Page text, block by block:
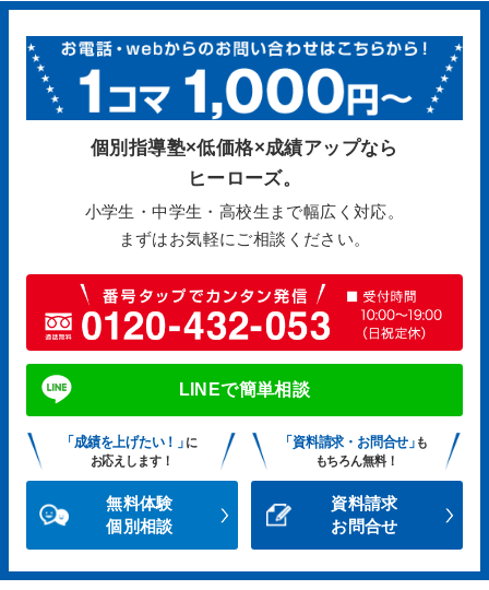
個別指導塾×低価格×成績アップなら
ヒーローズ。
小学生・中学生・高校生まで幅広く対応。
まずはお気軽にご相談ください。
LINEで簡単相談
「成績を上げたい！」に
お応えします！
無料体験
個別相談
「資料請求・お問合せ」も
もちろん無料！
資料請求
お問合せ